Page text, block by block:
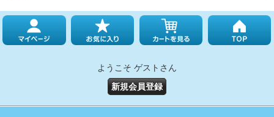
ようこそ ゲストさん
新規会員登録